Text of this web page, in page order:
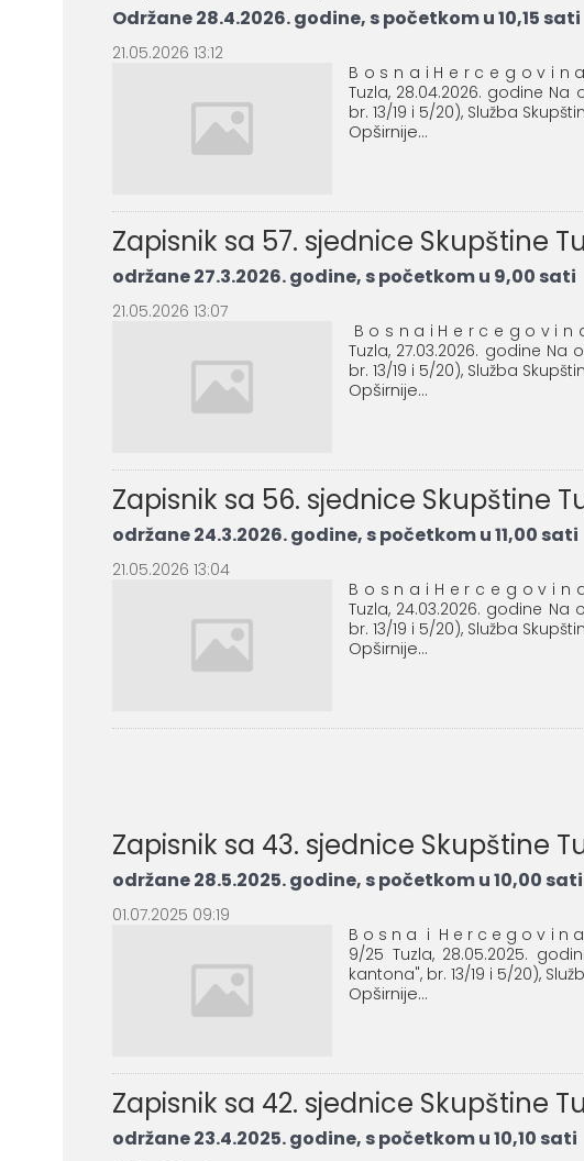
Održane 28.4.2026. godine, s početkom u 10,15 sati
21.05.2026 13:12
B o s n a i H e r c e g o v i n a
Tuzla, 28.04.2026. godine
br. 13/19 i 5/20), Služba
Opširnije...
Zapisnik sa 57. sjednice Skupštine
održane 27.3.2026. godine, s početkom u 9,00 sati
21.05.2026 13:07
B o s n a i H e r c e g o v i n
Tuzla, 27.03.2026. godine
br. 13/19 i 5/20), Služba
Opširnije...
Zapisnik sa 56. sjednice Skupštine
održane 24.3.2026. godine, s početkom u 11,00 sati
21.05.2026 13:04
B o s n a i H e r c e g o v i n
Tuzla, 24.03.2026. godine
br. 13/19 i 5/20), Služba
Opširnije...
Zapisnik sa 43. sjednice Skupštine
održane 28.5.2025. godine, s početkom u 10,00 sati
01.07.2025 09:19
B o s n a i H e r c e g o v i n
9/25 Tuzla, 28.05.2025.
kantona", br. 13/19 i 5/20),
Opširnije...
Zapisnik sa 42. sjednice Skupštine
održane 23.4.2025. godine, s početkom u 10,10 sati